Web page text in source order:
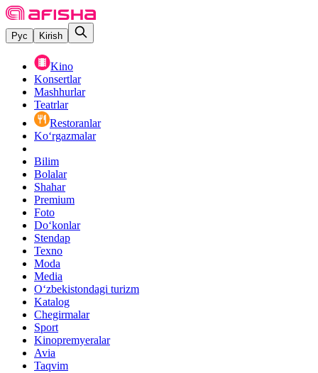
Рус Kirish
Kino
Konsertlar
Mashhurlar
Teatrlar
Restoranlar
Ko‘rgazmalar
Bilim
Bolalar
Shahar
Premium
Foto
Do‘konlar
Stendap
Texno
Moda
Media
O‘zbekistondagi turizm
Katalog
Chegirmalar
Sport
Kinopremyeralar
Avia
Taqvim